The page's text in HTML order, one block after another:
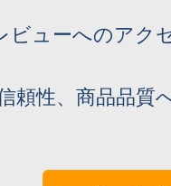
ビューへのア
頼性、商品品